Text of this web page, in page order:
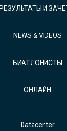
РЕЗУЛЬТАТЫ И
NEWS & VIDEOS
БИАТЛОНИСТЫ
ОНЛАЙН
Datacenter